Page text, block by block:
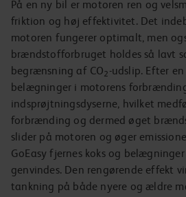
På en ny bil er motoren ren og
friktion og høj effektivitet. Det
motoren fungerer optimalt, men
brændstofforbruget holdes så lavt
begrænsning af CO2 -udslip. Efter
belægninger i motorens
indsprøjtningsdyserne, hvilket
forbrænding og dermed øget
slider på motoren og øger
GoEasy fjernes koks og
genvindes. Den rengørende effekt
tankning på både nyere og ældre